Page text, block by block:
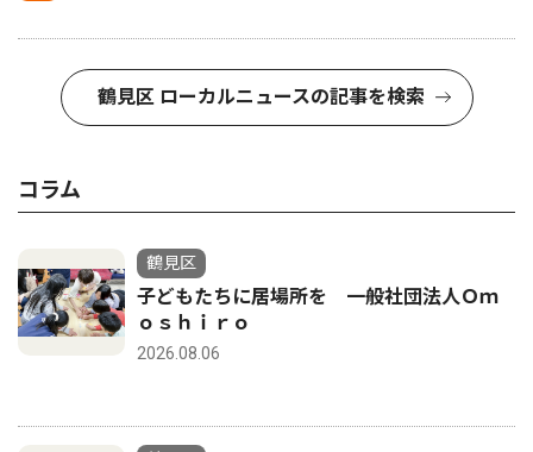
鶴見区 ローカルニュースの記事を検索
コラム
鶴見区
子どもたちに居場所を 一般社団法人Ｏｍ
ｏｓｈｉｒｏ
2026.08.06